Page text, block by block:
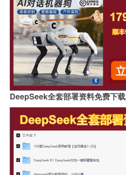
DeepSeek全套部署资料免费下载